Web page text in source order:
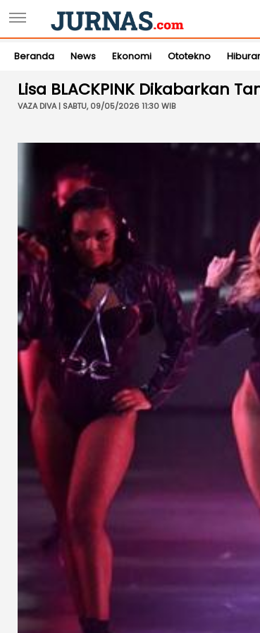
Beranda News Ekonomi Ototekno
Lisa BLACKPINK Dikabarkan
VAZA DIVA | SABTU, 09/05/2026 11:30 WIB